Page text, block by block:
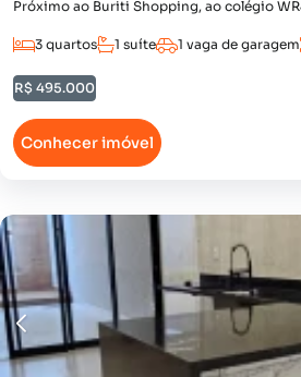
Próximo ao Buriti Shopping, ao colégio
3 quartos 1 suíte 1 vaga de garagem
R$ 495.000
Conhecer imóvel